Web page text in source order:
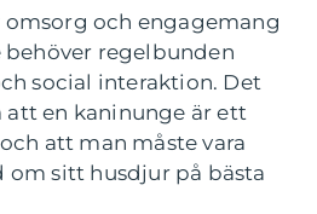
omsorg och engagemang
behöver regelbunden
social interaktion. Det
en kaninunge är ett
att man måste vara
om sitt husdjur på bästa